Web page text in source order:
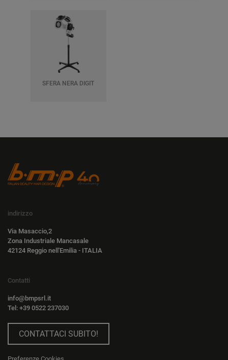
SFERA NERA DIGIT
indirizzo
Via Masaccio,2
Zona Industriale Mancasale
42124 Reggio nell'Emilia - ITALIA
Contatti
info@bmpsrl.it
Tel: +39 0522 237030
CONTATTACI SUBITO!